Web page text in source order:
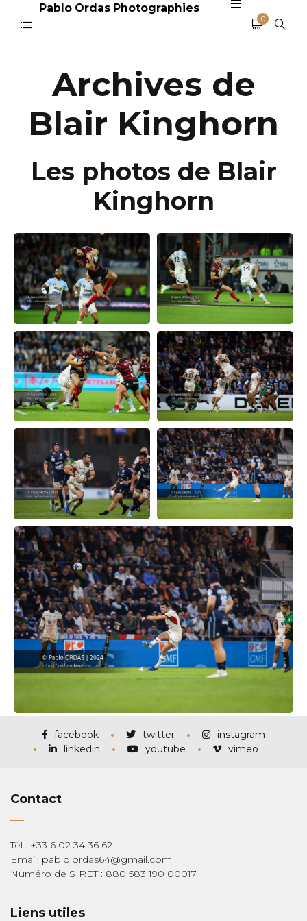
Pablo Ordas Photographies
0
Archives de
Blair Kinghorn
Les photos de Blair
Kinghorn
facebook twitter
instagram
linkedin
youtube vimeo
Contact
Tél : +33 6 02 34 36 62
Email: pablo.ordas64@gmail.com
Numéro de SIRET : 880 583 190 00017
Liens utiles